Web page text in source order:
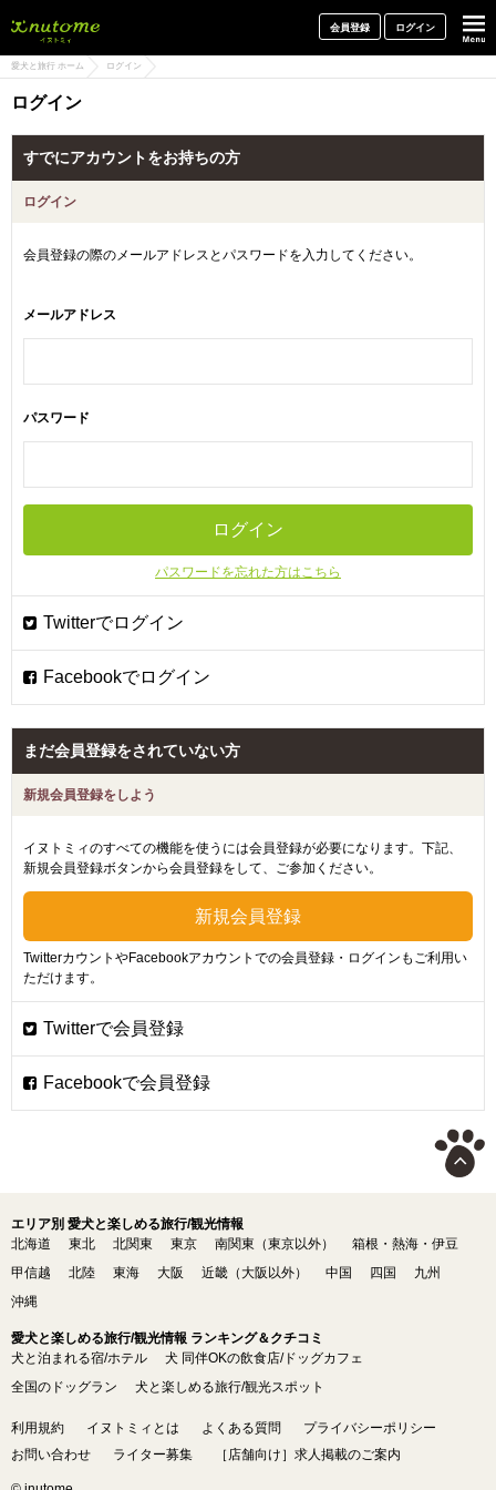
会員登録 ログイン
愛犬と旅行 ホーム ログイン
ログイン
すでにアカウントをお持ちの方
ログイン
会員登録の際のメールアドレスとパスワードを入力してください。
メールアドレス
パスワード
パスワードを忘れた方はこちら
まだ会員登録をされていない方
新規会員登録をしよう
イヌトミィのすべての機能を使うには会員登録が必要になります。下記、
新規会員登録ボタンから会員登録をして、ご参加ください。
TwitterカウントやFacebookアカウントでの会員登録・ログインもご利用い
ただけます。
エリア別 愛犬と楽しめる旅行/観光情報
北海道
東北 北関東 東京 南関東（東京以外）
箱根・熱海・伊豆
甲信越
北陸 東海 大阪 近畿（大阪以外） 中国 四国
九州
沖縄
愛犬と楽しめる旅行/観光情報 ランキング＆クチコミ
犬と泊まれる宿/ホテル
犬 同伴OKの飲食店/ドッグカフェ
全国のドッグラン
犬と楽しめる旅行/観光スポット
利用規約 イヌトミィとは よくある質問
プライバシーポリシー
お問い合わせ
ライター募集 ［店舗向け］求人掲載のご案内